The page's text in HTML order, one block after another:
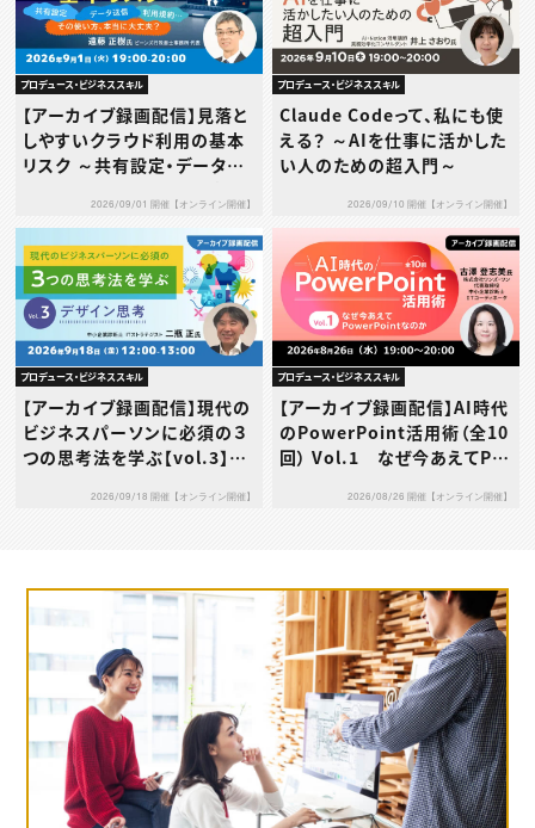
プロデュース・ビジネススキル
【アーカイブ録画配信】見落と
しやすいクラウド利用の基本
リスク ～共有設定・データ送
当に大丈夫？～2026/09/01 開催【オンライン開催】
プロデュース・ビジネススキル
Claude Codeって、私にも使
える？ ～AIを仕事に活かした
い人のための超入門～
2026/09/10 開催【オンライン開催】
プロデュース・ビジネススキル
【アーカイブ録画配信】現代の
ビジネスパーソンに必須の３
つの思考法を学ぶ【vol.3】デ
2026/09/18 開催【オンライン開催】
プロデュース・ビジネススキル
【アーカイブ録画配信】AI時代
のPowerPoint活用術（全10
回） Vol.1 なぜ今あえてPo
2026/08/26 開催【オンライン開催】